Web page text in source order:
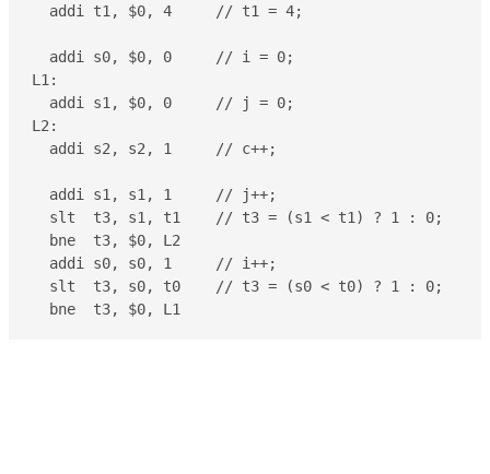
  addi t1, $0, 4     // t1 = 4;
  addi s0, $0, 0     // i = 0;
L1:
  addi s1, $0, 0     // j = 0;
L2:
  addi s2, s2, 1     // c++;
  addi s1, s1, 1     // j++;
  slt  t3, s1, t1    // t3 = (s1 < t1) ? 1 : 0;
  bne  t3, $0, L2
  addi s0, s0, 1     // i++;
  slt  t3, s0, t0    // t3 = (s0 < t0) ? 1 : 0;
  bne  t3, $0, L1